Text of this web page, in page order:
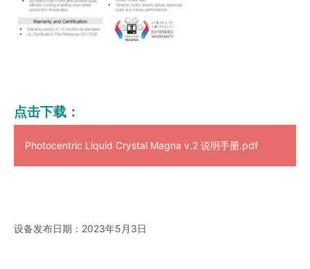
点击下载：
Photocentric Liquid Crystal Magna v.2 说明手册.pdf
设备发布日期：2023年5月3日